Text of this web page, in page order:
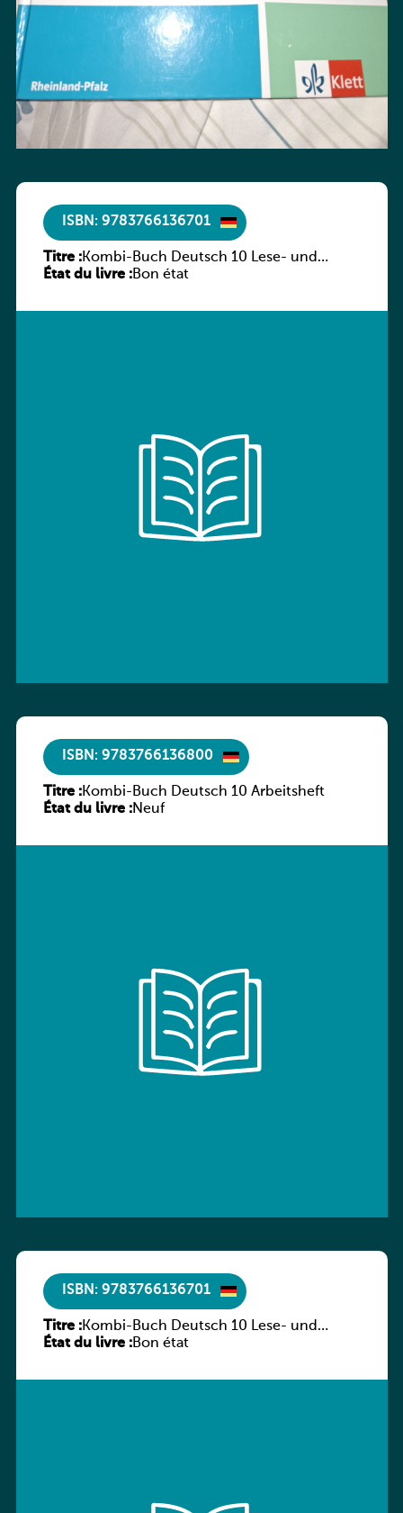
ISBN: 9783766136701
Titre :Kombi-Buch Deutsch 10 Lese- und
Sprachbuch
État du livre :Bon état
ISBN: 9783766136800
Titre :Kombi-Buch Deutsch 10 Arbeitsheft
État du livre :Neuf
ISBN: 9783766136701
Titre :Kombi-Buch Deutsch 10 Lese- und
Sprachbuch
État du livre :Bon état